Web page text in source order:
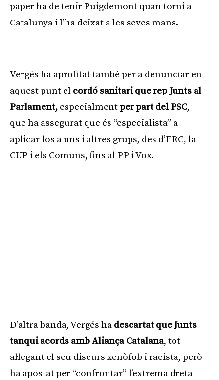
paper ha de tenir Puigdemont quan torni a
Catalunya i l’ha deixat a les seves mans.
Vergés ha aprofitat també per a denunciar en
aquest punt el cordó sanitari que rep Junts al
Parlament, especialmentper part del PSC,
que ha assegurat que és “especialista” a
aplicar-los a uns i altres grups, des d’ERC, la
CUP i els Comuns, fins al PP i Vox.
D’altra banda, Vergés ha descartat que Junts
tanqui acords amb Aliança Catalana, tot
al·legant el seu discurs xenòfob i racista, però
ha apostat per “confrontar” l’extrema dreta